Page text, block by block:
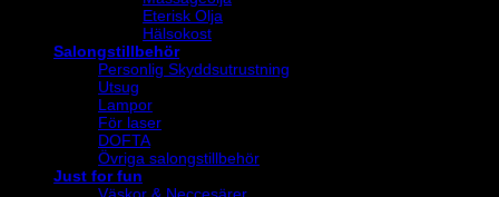
Eterisk Olja
Hälsokost
Salongstillbehör
Personlig Skyddsutrustning
Utsug
Lampor
För laser
DOFTA
Övriga salongstillbehör
Just for fun